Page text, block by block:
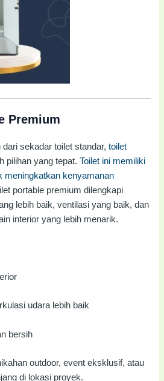
Premium
dari sekadar toilet standar,toilet
pilihan yang tepat.Toilet ini memiliki
meningkatkan kenyamanan
portable premium dilengkapi
lebih baik, ventilasi yang baik, dan
interior yang lebih menarik.
udara lebih baik
bersih
outdoor, event eksklusif, atau
di lokasi proyek.